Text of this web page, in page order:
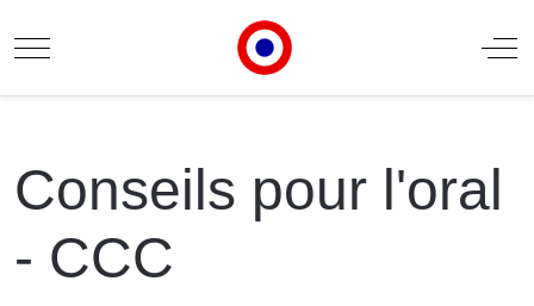
Mobile Menu Toggle Off-
Conseils pour l'oral
- CCC